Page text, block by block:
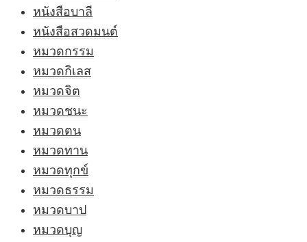
หนังสือบาลี
หนังสือสวดมนต์
หมวดกรรม
หมวดกิเลส
หมวดจิต
หมวดชนะ
หมวดตน
หมวดทาน
หมวดทุกข์
หมวดธรรม
หมวดบาป
หมวดบุญ